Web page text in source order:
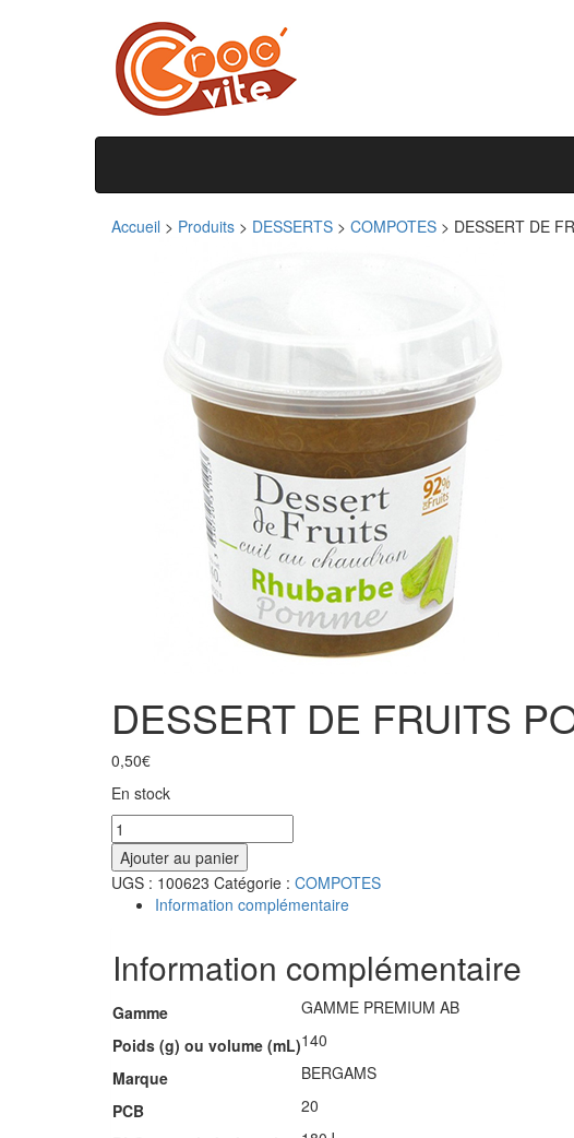
Accueil > Produits > DESSERTS > COMPOTES > DESSERT DE
DESSERT DE FRUITS
0,50€
En stock
Ajouter au panier
UGS : 100623 Catégorie : COMPOTES
Information complémentaire
Information complémentaire
Gamme
GAMME PREMIUM AB
Poids (g) ou volume (mL)140
Marque
BERGAMS
PCB
20